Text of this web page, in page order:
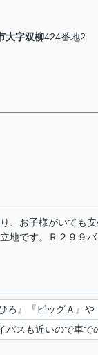
大字双柳424番地2
、お子様がいても
地です。Ｒ２９９
ろ』『ビッグＡ』や
スも近いので車で